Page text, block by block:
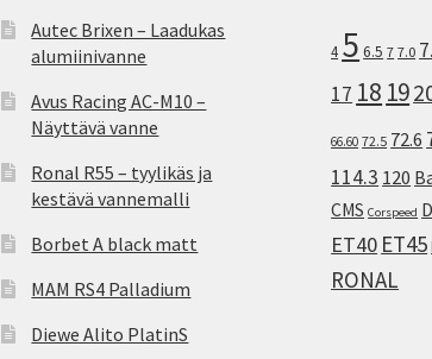
Autec Brixen – Laadukas
alumiinivanne
Avus Racing AC-M10 –
Näyttävä vanne
Ronal R55 – tyylikäs ja
kestävä vannemalli
Borbet A black matt
MAM RS4 Palladium
Diewe Alito PlatinS
4 5 6.5 7 7.0
17 18 19
66.60 72.5 72.6
114.3 120
CMS Corspeed
ET40 ET45
RONAL